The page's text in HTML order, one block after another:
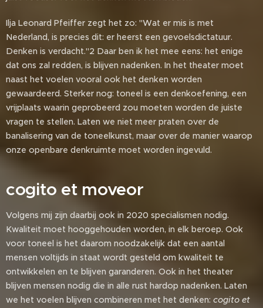
Ilja Leonard Pfeiffer zegt het zo: "Wat er mis is met
Nederland, is precies dit: er heerst een gevoelsdictatuur.
Denken is verdacht."2 Daar ben ik het mee eens: het enige
dat ons zal redden, is blijven nadenken. In het theater moet
naast het voelen vooral ook het denken worden
gewaardeerd. Sterker nog: toneel is een denkoefening, een
vrijplaats waarin geprobeerd zou moeten worden de juiste
vragen te stellen. Laten we niet meer praten over de
banalisering van de toneelkunst, maar over de manier waarop
onze openbare denkruimte moet worden ingevuld.
cogito et moveor
Volgens mij zijn daarbij ook in 2020 specialismen nodig.
Kwaliteit moet hooggehouden worden, in elk beroep. Ook
voor toneel is het daarom noodzakelijk dat een aantal
mensen voltijds in staat wordt gesteld om kwaliteit te
ontwikkelen en te blijven garanderen. Ook in het theater
blijven mensen nodig die in alle rust hardop nadenken. Laten
we het voelen blijven combineren met het denken: cogito et